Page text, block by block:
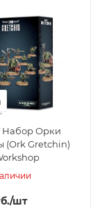
Набор Орки
(Ork Gretchin)
/шт